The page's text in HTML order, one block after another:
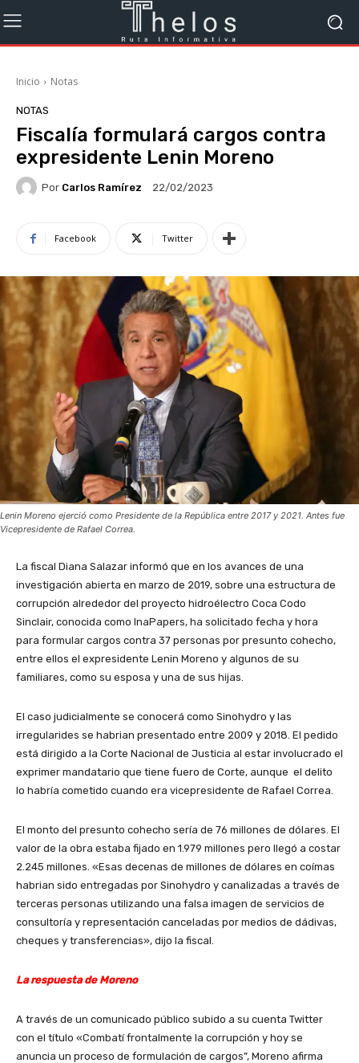
Inicio Notas
NOTAS
Fiscalía formulará cargos contra
expresidente Lenin Moreno
Por Carlos Ramírez 22/02/2023
Facebook Twitter
Lenin Moreno ejerció como Presidente de la República entre 2017 y 2021. Antes fue
Vicepresidente de Rafael Correa.
La fiscal Diana Salazar informó que en los avances de una
investigación abierta en marzo de 2019, sobre una estructura de
corrupción alrededor del proyecto hidroélectro Coca Codo
Sinclair, conocida como InaPapers, ha solicitado fecha y hora
para formular cargos contra 37 personas por presunto cohecho,
entre ellos el expresidente Lenin Moreno y algunos de su
familiares, como su esposa y una de sus hijas.
El caso judicialmente se conocerá como Sinohydro y las
irregularides se habrian presentado entre 2009 y 2018. El pedido
está dirigido a la Corte Nacional de Justicia al estar involucrado el
exprimer mandatario que tiene fuero de Corte, aunque el delito
lo habría cometido cuando era vicepresidente de Rafael Correa.
El monto del presunto cohecho sería de 76 millones de dólares. El
valor de la obra estaba fijado en 1.979 millones pero llegó a costar
2.245 millones. «Esas decenas de millones de dólares en coímas
habrian sido entregadas por Sinohydro y canalizadas a través de
terceras personas utilizando una falsa imagen de servicios de
consultoría y representación canceladas por medios de dádivas,
cheques y transferencias», dijo la fiscal.
La respuesta de Moreno
A través de un comunicado público subido a su cuenta Twitter
con el título «Combatí frontalmente la corrupción y hoy se
anuncia un proceso de formulación de cargos”, Moreno afirma